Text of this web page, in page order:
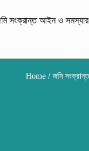
সংক্রান্ত আইন ও সমস্যার
Home / জমি